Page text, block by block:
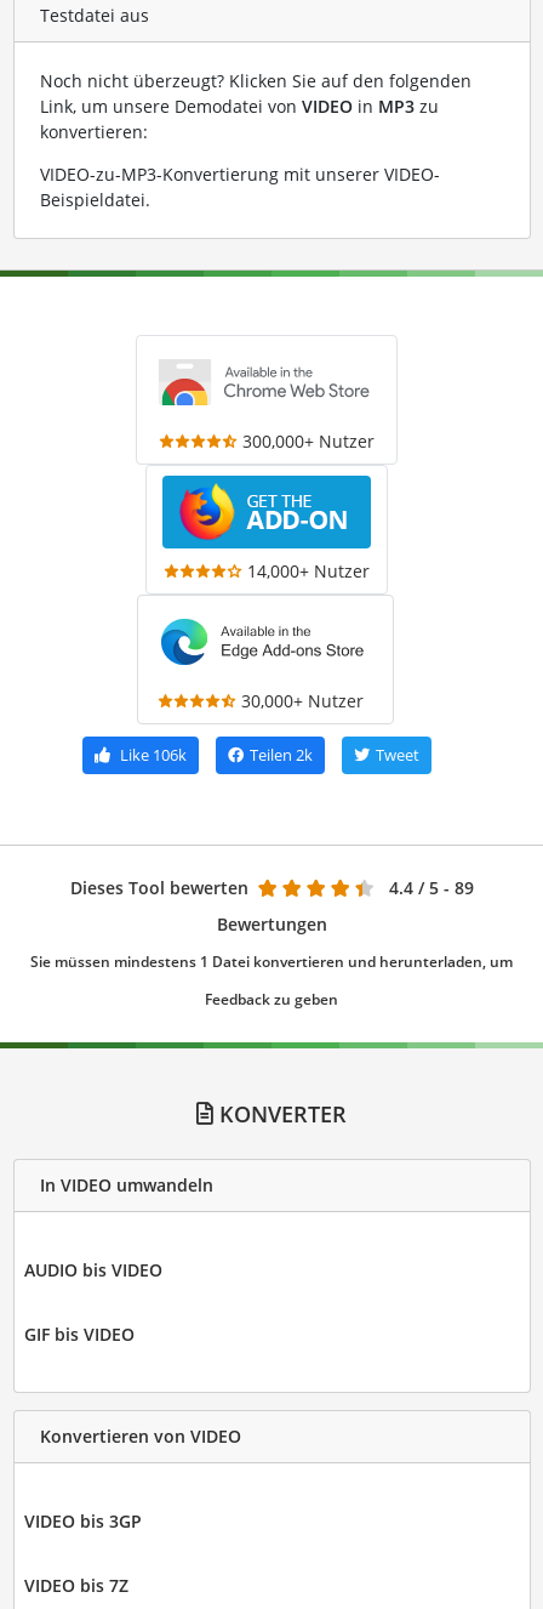
Testdatei aus
Noch nicht überzeugt? Klicken Sie auf den folgenden
Link, um unsere Demodatei von VIDEOin MP3zu
konvertieren:
VIDEO-zu-MP3-Konvertierung mit unserer VIDEO-
Beispieldatei.
300,000+ Nutzer
14,000+ Nutzer
30,000+ Nutzer
Like 106k Teilen 2k Tweet
Dieses Tool bewerten 4.4 / 5 - 89
Bewertungen
Sie müssen mindestens 1 Datei konvertieren und herunterladen, um
Feedback zu geben
KONVERTER
In VIDEO umwandeln
AUDIO bis VIDEO
GIF bis VIDEO
Konvertieren von VIDEO
VIDEO bis 3GP
VIDEO bis 7Z